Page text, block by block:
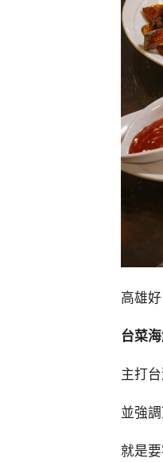
高雄
台菜
主打
並強
就是